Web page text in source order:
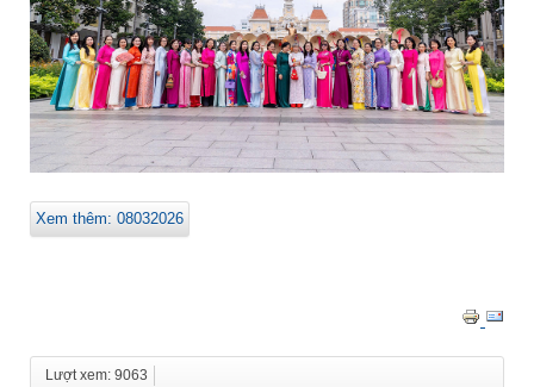
Xem thêm: 08032026
Lượt xem: 9063